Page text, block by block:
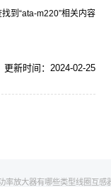
找到“ata-m220”相关内容
更新时间：2024-02-25
率放大器有哪些类型线圈互感